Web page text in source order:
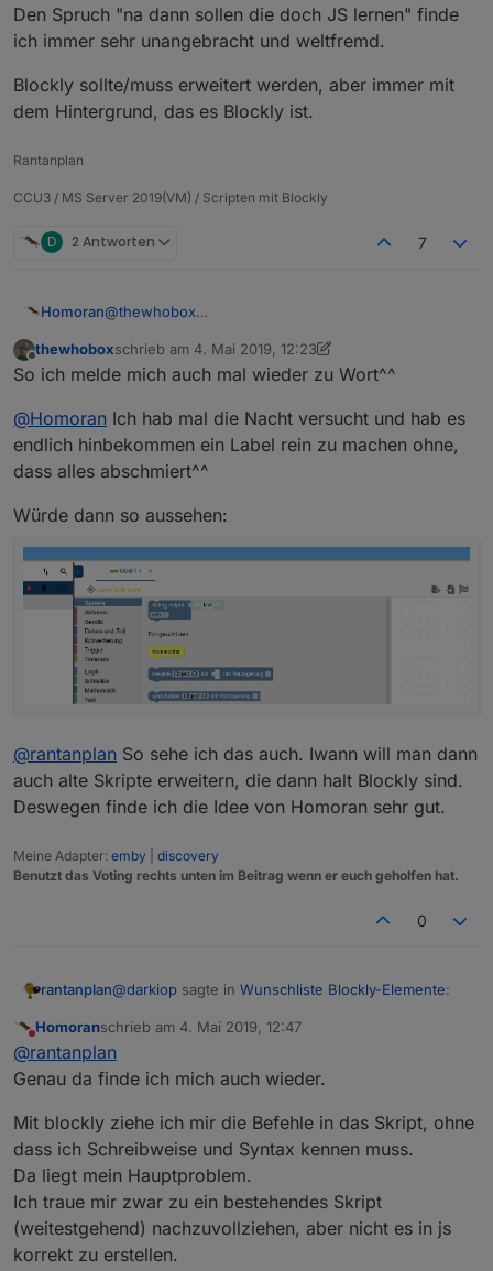
Den Spruch "na dann sollen die doch JS lernen" finde
ich immer sehr unangebracht und weltfremd.
Blockly sollte/muss erweitert werden, aber immer mit
dem Hintergrund, das es Blockly ist.
Rantanplan
CCU3 / MS Server 2019(VM) / Scripten mit Blockly
D 2 Antworten 7
Homoran@thewhobox
in der Block-Auswahl eine horizontale Trennlinie?
Oben BASIC
richtigen Kontext
Wenn möglich mit den Überschriften
Offline
thewhoboxschrieb am 4. Mai 2019, 12:23
zuletzt editiert von thewhobox5. Apr. 2019, 14:24
So ich melde mich auch mal wieder zu Wort^^
@Homoran Ich hab mal die Nacht versucht und hab es
endlich hinbekommen ein Label rein zu machen ohne,
dass alles abschmiert^^
Würde dann so aussehen:
@rantanplan So sehe ich das auch. Iwann will man dann
auch alte Skripte erweitern, die dann halt Blockly sind.
Deswegen finde ich die Idee von Homoran sehr gut.
Meine Adapter: emby
discovery
Benutzt das Voting rechts unten im Beitrag wenn er euch geholfen hat.
0
rantanplan@darkiop sagte in Wunschliste Blockly-Elemente:
Ja die Hauptzielgruppe ist sicher der
Anwender der nicht Programmieren kann.
Aber auch der fortgeschrittene nutzt sicher an
der ein oder anderen Stelle Blockly. Ich finde
es für SmartHome Themen sehr nützlich mit
Blockly zu arbeiten.
Aus Anfängern werden machmal Fortgeschrittene.
Da sollte Blockly keine Einbahnstrasse sein.
Den Spruch "na dann sollen die doch JS lernen"
finde ich immer sehr unangebracht und weltfremd.
Blockly sollte/muss erweitert werden, aber immer
mit dem Hintergrund, das es Blockly ist.
Nicht stören
Homoranschrieb am 4. Mai 2019, 12:47
zuletzt editiert von
@rantanplan
Genau da finde ich mich auch wieder.
Mit blockly ziehe ich mir die Befehle in das Skript, ohne
dass ich Schreibweise und Syntax kennen muss.
Da liegt mein Hauptproblem.
Ich traue mir zwar zu ein bestehendes Skript
(weitestgehend) nachzuvollziehen, aber nicht es in js
korrekt zu erstellen.